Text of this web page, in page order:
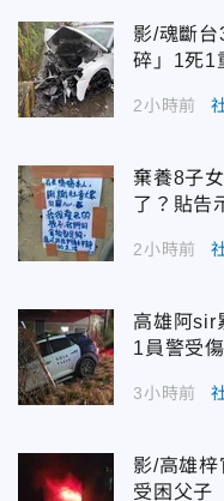
影/魂斷
碎」1死1
2小時前
棄養8子
了？貼告
2小時前
高雄阿sir
1員警受傷
3小時前
影/高雄
受困父子